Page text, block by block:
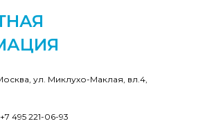
ул. Миклухо-Маклая, вл.4,
495 221-06-93